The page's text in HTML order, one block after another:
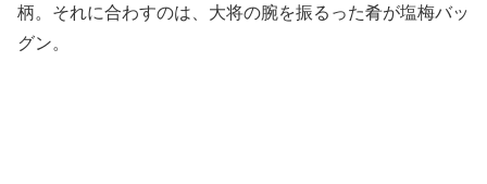
柄。それに合わすのは、大将の腕を振るった肴が塩梅バッ
グン。